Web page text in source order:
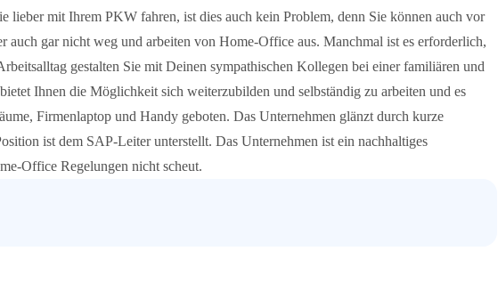
lieber mit Ihrem PKW fahren, ist dies auch kein Problem, denn Sie können auch vor
auch gar nicht weg und arbeiten von Home-Office aus. Manchmal ist es erforderlich,
gestalten Sie mit Deinen sympathischen Kollegen bei einer familiären und
Ihnen die Möglichkeit sich weiterzubilden und selbständig zu arbeiten und es
Firmenlaptop und Handy geboten. Das Unternehmen glänzt durch kurze
ist dem SAP-Leiter unterstellt. Das Unternehmen ist ein nachhaltiges
Office Regelungen nicht scheut.